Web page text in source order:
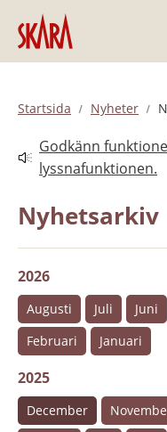
Hoppa till innehåll
Startsida Nyheter
Godkänn
lyssnafunktionen.
Länk till annan
Nyhetsarkiv
2026
Augusti Juli Juni
Februari
Januari
2025
December